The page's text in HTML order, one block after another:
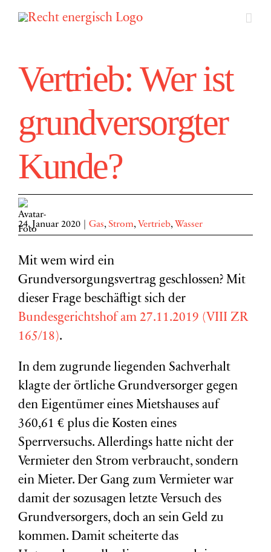
Vertrieb: Wer ist
grundversorgter
Kunde?
24. Januar 2020 Gas, Strom, Vertrieb, Wasser
Mit wem wird ein
Grundversorgungsvertrag geschlossen? Mit
dieser Frage beschäftigt sich der
Bundesgerichtshof am 27.11.2019 (VIII ZR
165/18).
In dem zugrunde liegenden Sachverhalt
klagte der örtliche Grundversorger gegen
den Eigentümer eines Mietshauses auf
360,61 € plus die Kosten eines
Sperrversuchs. Allerdings hatte nicht der
Vermieter den Strom verbraucht, sondern
ein Mieter. Der Gang zum Vermieter war
damit der sozusagen letzte Versuch des
Grundversorgers, doch an sein Geld zu
kommen. Damit scheiterte das